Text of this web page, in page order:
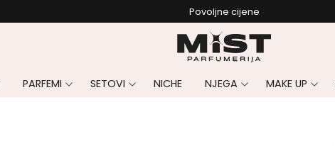
Povoljne cijene
PARFEMI SETOVI NICHE NJEGA MAKE UP